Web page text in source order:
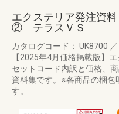
エクステリア発注資
② テラスＶＳ
カタログコード： UK8700 ／
【2025年4月価格掲載版】
セットコード内訳と価格、
資料集です。※各商品の梱包
す。